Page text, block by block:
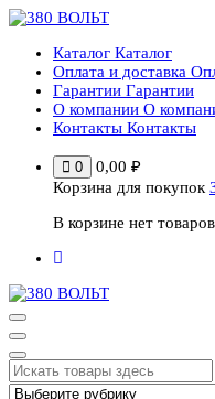
Перейти
содержимому
Каталог Каталог
Оплата и доставка
Гарантии Гарантии
О компании О
Контакты Контакты
0 0,00 ₽
Корзина для покупок
В корзине нет